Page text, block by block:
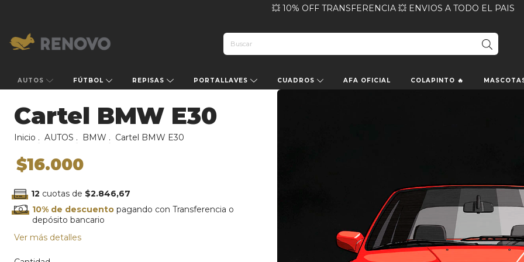
💥 10% OFF TRANSFERENCIA 💥 ENVIOS A TODO EL PAIS
AUTOS FÚTBOL REPISAS PORTALLAVES CUADROS AFA OFICIAL COLAPINTO 🔥
Cartel BMW E30
Inicio . AUTOS . BMW . Cartel BMW E30
$16.000
12 cuotas de $2.846,67
10% de descuento pagando con Transferencia o
depósito bancario
Ver más detalles